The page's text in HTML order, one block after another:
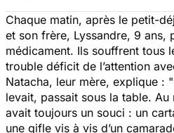
Chaque matin, après le petit-
et son frère, Lyssandre, 9 ans,
médicament. Ils souffrent tous
trouble déficit de l’attention
Natacha, leur mère, explique : "
levait, passait sous la table.
avait toujours un souci : un
une gifle vis à vis d’un